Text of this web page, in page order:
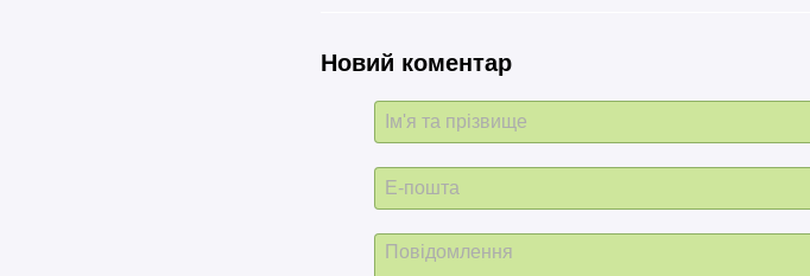
Новий коментар